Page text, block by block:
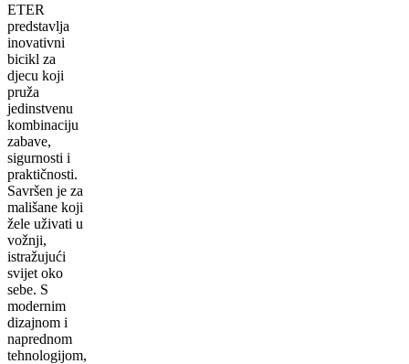
ETER
predstavlja
inovativni
bicikl za
djecu koji
pruža
jedinstvenu
kombinaciju
zabave,
sigurnosti i
praktičnosti.
Savršen je za
mališane koji
žele uživati u
vožnji,
istražujući
svijet oko
sebe. S
modernim
dizajnom i
naprednom
tehnologijom,